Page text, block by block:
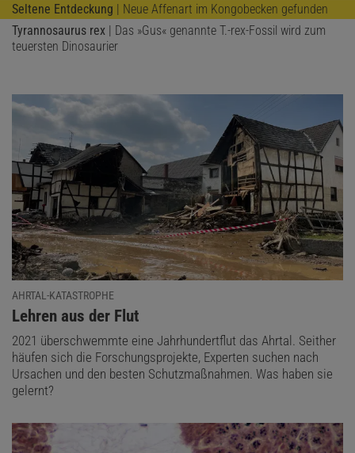
Seltene Entdeckung | Neue Affenart im Kongobecken gefunden
Tyrannosaurus rex | Das »Gus« genannte T.-rex-Fossil wird zum
teuersten Dinosaurier
AHRTAL-KATASTROPHE
:
Lehren aus der Flut
2021 überschwemmte eine Jahrhundertflut das Ahrtal. Seither
häufen sich die Forschungsprojekte, Experten suchen nach
Ursachen und den besten Schutzmaßnahmen. Was haben sie
gelernt?